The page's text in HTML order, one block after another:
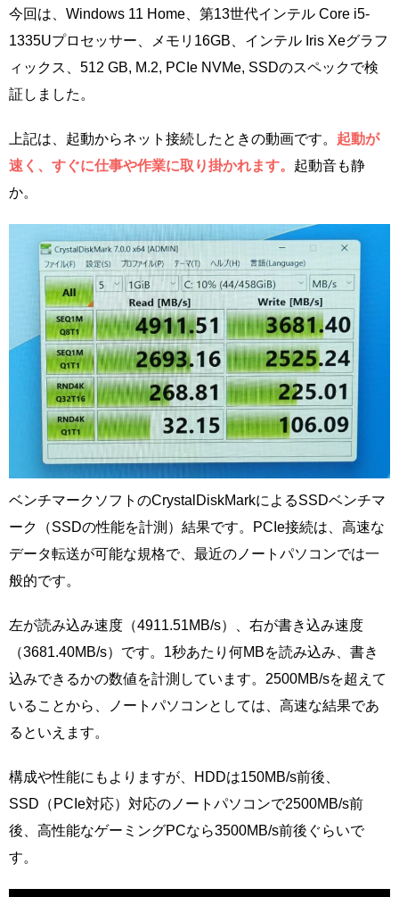
今回は、Windows 11 Home、第13世代インテル Core i5-
1335Uプロセッサー、メモリ16GB、インテル Iris Xeグラフ
ィックス、512 GB, M.2, PCIe NVMe, SSDのスペックで検
証しました。
上記は、起動からネット接続したときの動画です。 起動が
速く、すぐに仕事や作業に取り掛かれます。 起動音も静
か。
ベンチマークソフトのCrystalDiskMarkによるSSDベンチマ
ーク（SSDの性能を計測）結果です。PCIe接続は、高速な
データ転送が可能な規格で、最近のノートパソコンでは一
般的です。
左が読み込み速度（4911.51MB/s）、右が書き込み速度
（3681.40MB/s）です。1秒あたり何MBを読み込み、書き
込みできるかの数値を計測しています。2500MB/sを超えて
いることから、ノートパソコンとしては、高速な結果であ
るといえます。
構成や性能にもよりますが、HDDは150MB/s前後、
SSD（PCIe対応）対応のノートパソコンで2500MB/s前
後、高性能なゲーミングPCなら3500MB/s前後ぐらいで
す。